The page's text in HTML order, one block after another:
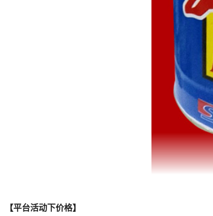
【平台活动下价格】